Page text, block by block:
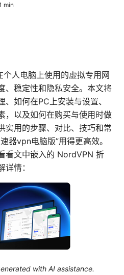
min
人电脑上使用的虚拟专用网
、稳定性和隐私安全。本文将
如何在PC上安装与设置、
，以及如何在购买与使用时做
实用的步骤、对比、技巧和常
器vpn电脑版”用得更高效。
看文中嵌入的 NordVPN 折
情：
with AI assistance.